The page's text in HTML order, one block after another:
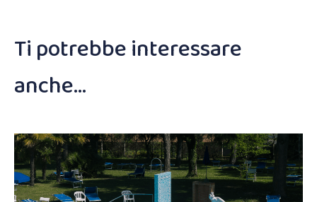
Ti potrebbe interessare
anche…